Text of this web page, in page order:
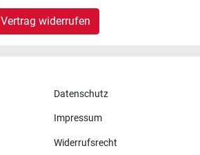
Vertrag widerrufen
Datenschutz
Impressum
Widerrufsrecht